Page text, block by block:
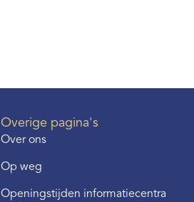
Overige pagina's
Over ons
Op weg
Openingstijden informatiecentra